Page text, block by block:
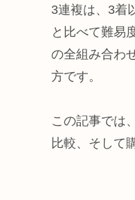
3連複は、3着
と比べて難易
の全組み合わ
方です。
この記事では
比較、そして